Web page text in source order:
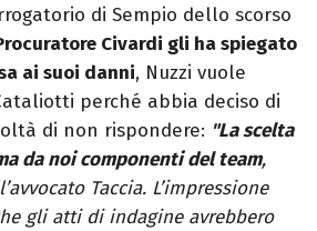
di Sempio dello scorso
Civardi gli ha spiegato
ai suoi danni, Nuzzi vuole
perché abbia deciso di
di non rispondere: "La scelta
da noi componenti del team,
Taccia. L’impressione
gli atti di indagine avrebbero